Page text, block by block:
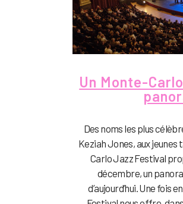
Un Monte-
Des noms les plus
Keziah Jones, aux
Carlo Jazz Festival
décembre, un
d’aujourd’hui. Une fois